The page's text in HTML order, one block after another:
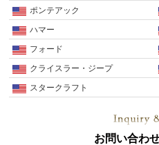
ポンテアック
ハマー
フォード
クライスラー・ジープ
スタークラフト
お問い合わ